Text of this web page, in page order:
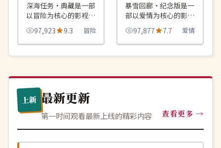
深海任务·典藏是一部
以冒险为核心的影视作
品，围绕危机、反转与
人物成长展开，整体节
奏紧凑，值得推荐观
看。
97,923 9.3 冒险
暴雪回廊·纪念版是一
部以爱情为核心的影视
作品，围绕危机、反转
与人物成长展开，整体
节奏紧凑，值得推荐观
看。
97,877 7.7 爱情
上新 最新更新
第一时间观看最新上线的精彩内容 查看更多